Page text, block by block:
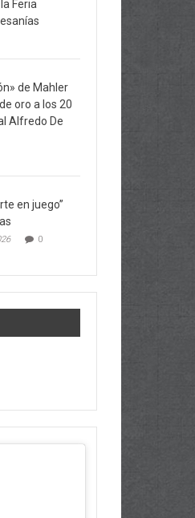
Feria
de Mahler
oro a los 20
Alfredo De
en juego”
0